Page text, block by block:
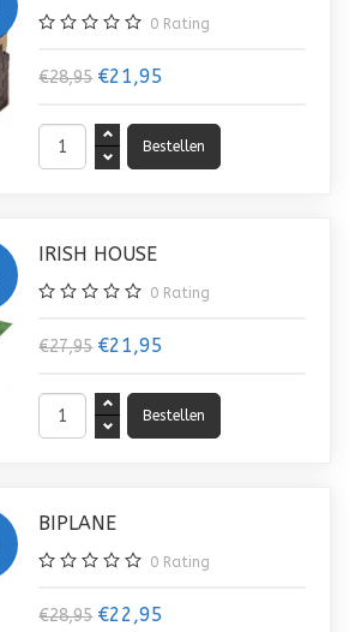
0 Rating
€28,95 €21,95
IRISH HOUSE
0 Rating
€27,95 €21,95
BIPLANE
0 Rating
€28,95 €22,95